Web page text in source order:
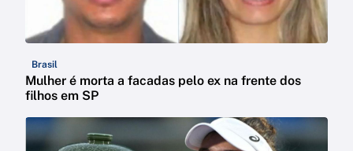
Brasil
Mulher é morta a facadas pelo ex na frente dos
filhos em SP